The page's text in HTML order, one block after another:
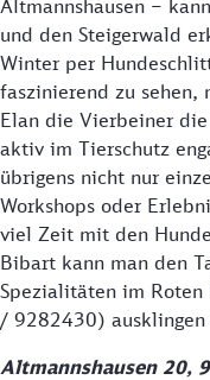
Altmannshausen –
und den Steigerwald
Winter per
faszinierend zu sehen,
Elan die Vierbeiner die
aktiv im Tierschutz
übrigens nicht nur
Workshops oder
viel Zeit mit den
Bibart kann man den
Spezialitäten im Roten
/ 9282430) ausklingen
Altmannshausen 20,